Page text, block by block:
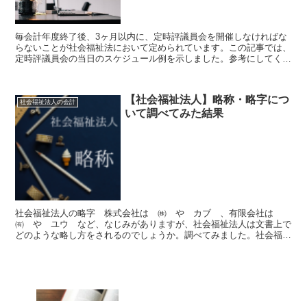
毎会計年度終了後、3ヶ月以内に、定時評議員会を開催しなければな
らないことが社会福祉法において定められています。この記事では、
定時評議員会の当日のスケジュール例を示しました。参考にしてくだ
社会福祉法人の会計
【社会福祉法人】略称・略字につ
いて調べてみた結果
社会福祉法人の略字 株式会社は ㈱ や カブ 、有限会社は
㈲ や ユウ など、なじみがありますが、社会福祉法人は文書上で
どのような略し方をされるのでしょうか。調べてみました。社会福祉